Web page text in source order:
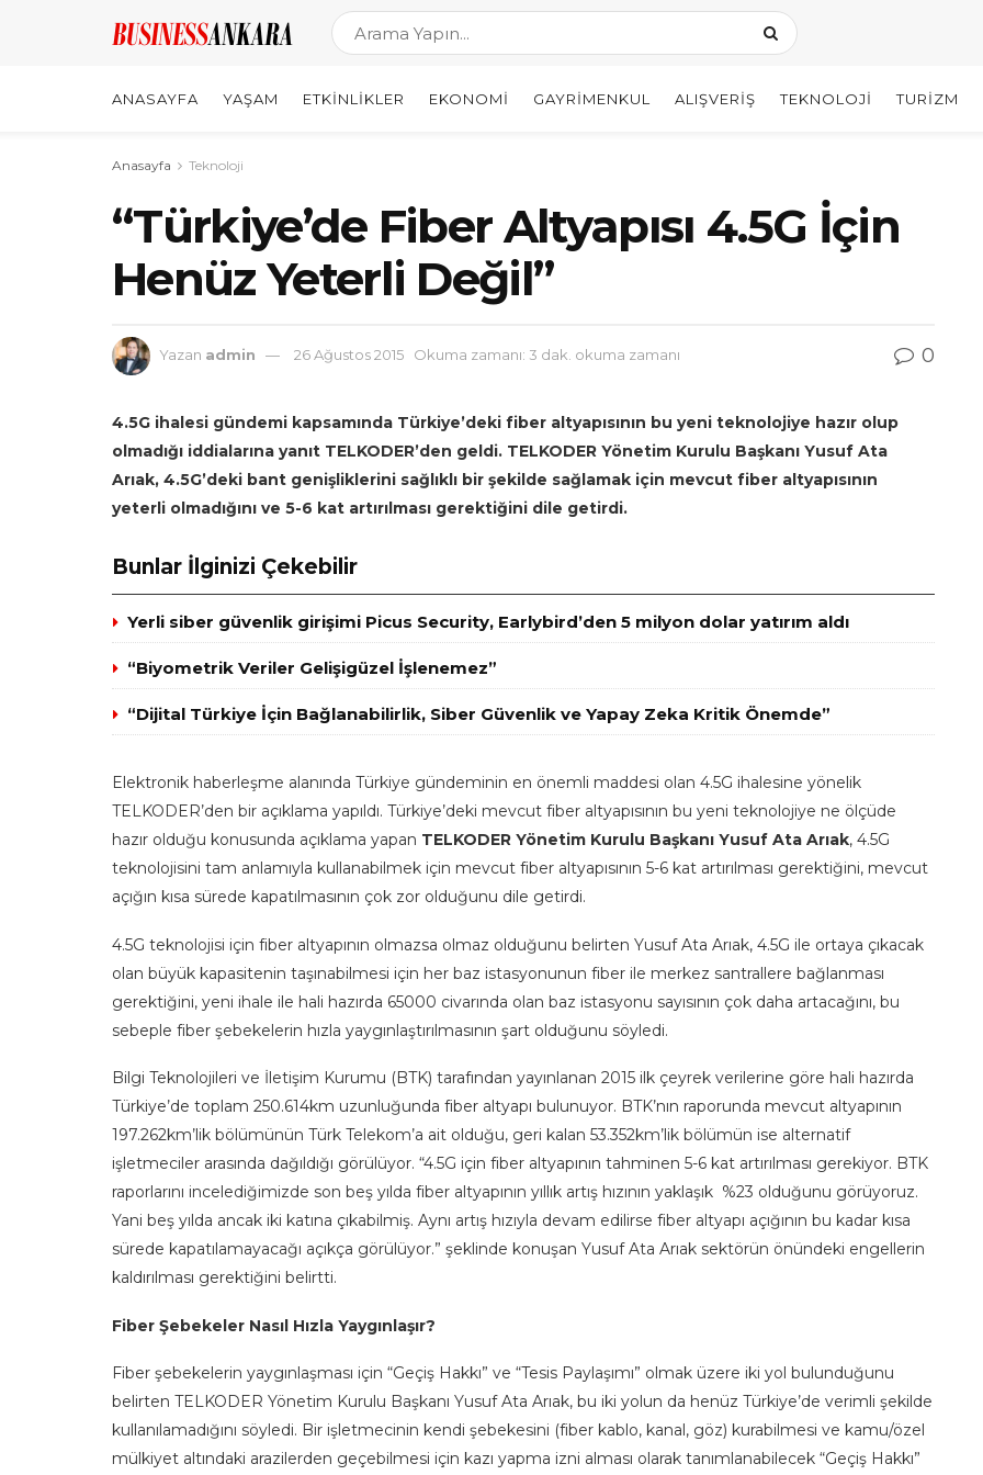
ANASAYFA YAŞAM ETKINLIKLER EKONOMI GAYRIMENKUL ALIŞVERIŞ TEKNOLOJI TURIZM
Anasayfa Teknoloji
“Türkiye’de Fiber Altyapısı 4.5G İçin
Henüz Yeterli Değil”
Yazan admin 26 Ağustos 2015 Okuma zamanı: 3 dak. okuma zamanı 0
4.5G ihalesi gündemi kapsamında Türkiye’deki fiber altyapısının bu yeni teknolojiye hazır olup
olmadığı iddialarına yanıt TELKODER’den geldi. TELKODER Yönetim Kurulu Başkanı Yusuf Ata
Arıak, 4.5G’deki bant genişliklerini sağlıklı bir şekilde sağlamak için mevcut fiber altyapısının
yeterli olmadığını ve 5-6 kat artırılması gerektiğini dile getirdi.
Bunlar İlginizi Çekebilir
Yerli siber güvenlik girişimi Picus Security, Earlybird’den 5 milyon dolar yatırım aldı
“Biyometrik Veriler Gelişigüzel İşlenemez”
“Dijital Türkiye İçin Bağlanabilirlik, Siber Güvenlik ve Yapay Zeka Kritik Önemde”
Elektronik haberleşme alanında Türkiye gündeminin en önemli maddesi olan 4.5G ihalesine yönelik
TELKODER’den bir açıklama yapıldı. Türkiye’deki mevcut fiber altyapısının bu yeni teknolojiye ne ölçüde
hazır olduğu konusunda açıklama yapan TELKODER Yönetim Kurulu Başkanı Yusuf Ata Arıak, 4.5G
teknolojisini tam anlamıyla kullanabilmek için mevcut fiber altyapısının 5-6 kat artırılması gerektiğini, mevcut
açığın kısa sürede kapatılmasının çok zor olduğunu dile getirdi.
4.5G teknolojisi için fiber altyapının olmazsa olmaz olduğunu belirten Yusuf Ata Arıak, 4.5G ile ortaya çıkacak
olan büyük kapasitenin taşınabilmesi için her baz istasyonunun fiber ile merkez santrallere bağlanması
gerektiğini, yeni ihale ile hali hazırda 65000 civarında olan baz istasyonu sayısının çok daha artacağını, bu
sebeple fiber şebekelerin hızla yaygınlaştırılmasının şart olduğunu söyledi.
Bilgi Teknolojileri ve İletişim Kurumu (BTK) tarafından yayınlanan 2015 ilk çeyrek verilerine göre hali hazırda
Türkiye’de toplam 250.614km uzunluğunda fiber altyapı bulunuyor. BTK’nın raporunda mevcut altyapının
197.262km’lik bölümünün Türk Telekom’a ait olduğu, geri kalan 53.352km’lik bölümün ise alternatif
işletmeciler arasında dağıldığı görülüyor. “4.5G için fiber altyapının tahminen 5-6 kat artırılması gerekiyor. BTK
raporlarını incelediğimizde son beş yılda fiber altyapının yıllık artış hızının yaklaşık %23 olduğunu görüyoruz.
Yani beş yılda ancak iki katına çıkabilmiş. Aynı artış hızıyla devam edilirse fiber altyapı açığının bu kadar kısa
sürede kapatılamayacağı açıkça görülüyor.” şeklinde konuşan Yusuf Ata Arıak sektörün önündeki engellerin
kaldırılması gerektiğini belirtti.
Fiber Şebekeler Nasıl Hızla Yaygınlaşır?
Fiber şebekelerin yaygınlaşması için “Geçiş Hakkı” ve “Tesis Paylaşımı” olmak üzere iki yol bulunduğunu
belirten TELKODER Yönetim Kurulu Başkanı Yusuf Ata Arıak, bu iki yolun da henüz Türkiye’de verimli şekilde
kullanılamadığını söyledi. Bir işletmecinin kendi şebekesini (fiber kablo, kanal, göz) kurabilmesi ve kamu/özel
mülkiyet altındaki arazilerden geçebilmesi için kazı yapma izni alması olarak tanımlanabilecek “Geçiş Hakkı”